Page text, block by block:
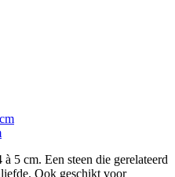
5 cm. Een steen die gerelateerd
Ook geschikt voor